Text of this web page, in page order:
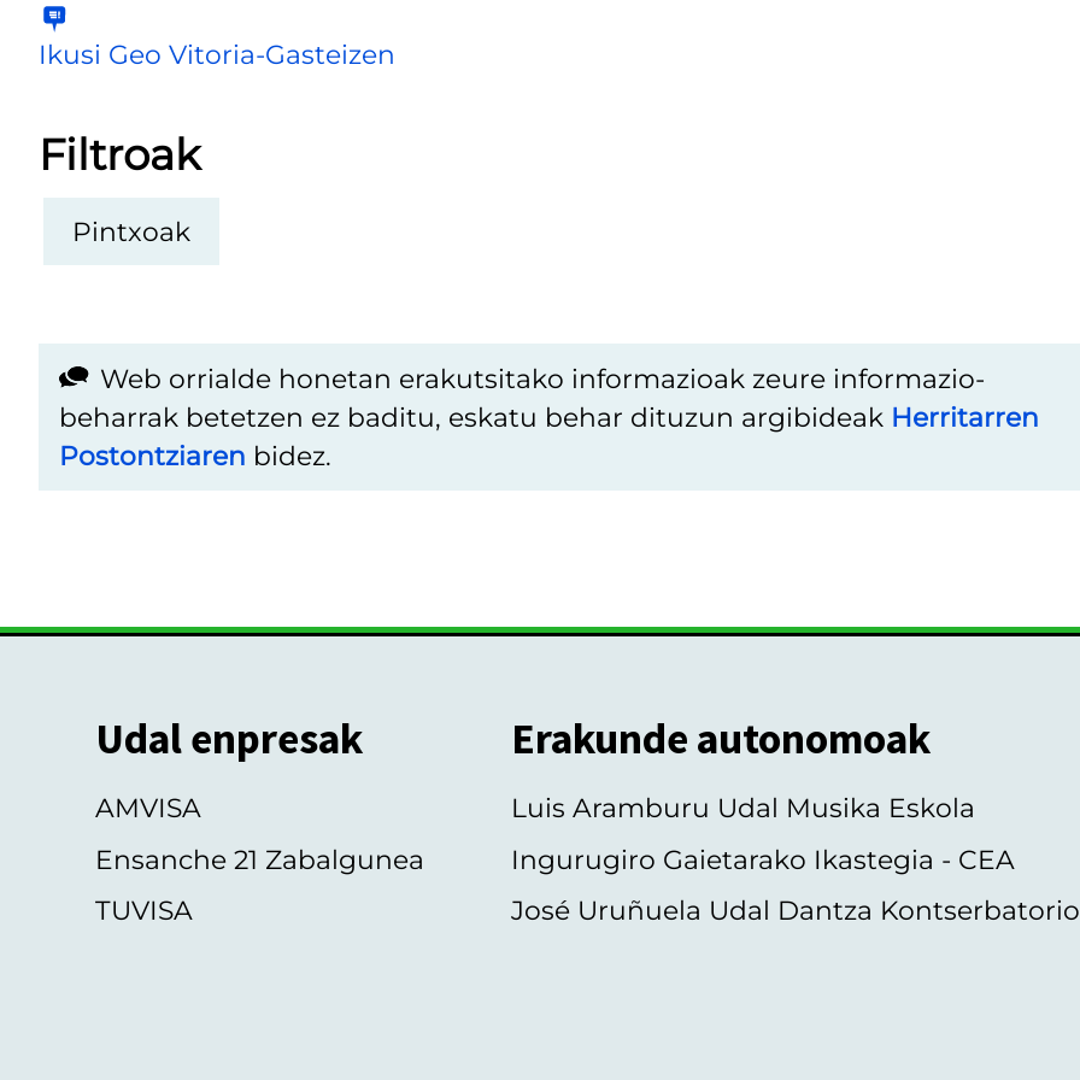
Ikusi Geo Vitoria-Gasteizen
Filtroak
Pintxoak
Web orrialde honetan erakutsitako informazioak zeure informazio-
beharrak betetzen ez baditu, eskatu behar dituzun argibideak Herritarren
Postontziaren bidez.
Udal enpresak
AMVISA
Ensanche 21 Zabalgunea
TUVISA
Erakunde autonomoak
Luis Aramburu Udal Musika Eskola
Ingurugiro Gaietarako Ikastegia - CEA
José Uruñuela Udal Dantza